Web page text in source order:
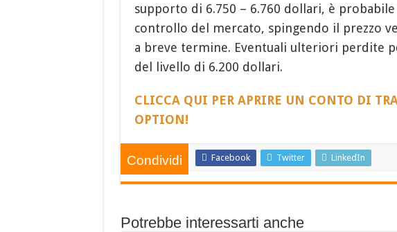
supporto di 6.750 – 6.760 dollari, è
controllo del mercato, spingendo il prezzo
a breve termine. Eventuali ulteriori perdite
del livello di 6.200 dollari.
CLICCA QUI PER APRIRE UN CONTO DI
OPTION!
Condividi Facebook Twitter LinkedIn
Potrebbe interessarti anche